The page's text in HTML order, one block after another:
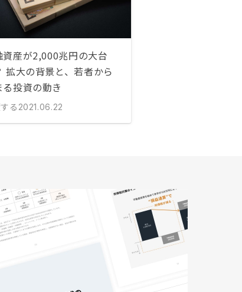
資産が2,000兆円の大台
拡大の背景と、若者から
投資の動き
る 2021.06.22